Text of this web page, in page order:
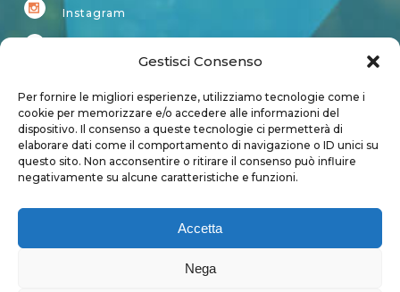
Gestisci Consenso
Per fornire le migliori esperienze, utilizziamo tecnologie come i
cookie per memorizzare e/o accedere alle informazioni del
dispositivo. Il consenso a queste tecnologie ci permetterà di
elaborare dati come il comportamento di navigazione o ID unici su
questo sito. Non acconsentire o ritirare il consenso può influire
negativamente su alcune caratteristiche e funzioni.
Accetta
Nega
Instagram
Account
Login